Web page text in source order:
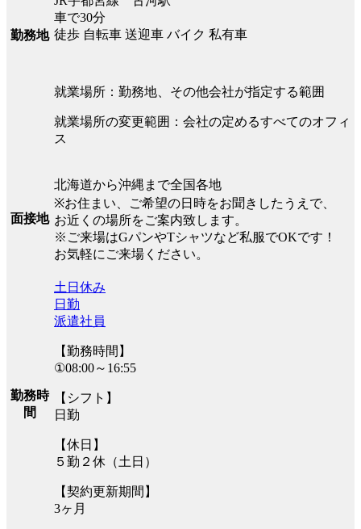
勤務地
車で30分
徒歩 自転車 送迎車 バイク 私有車
就業場所：勤務地、その他会社が指定する範囲
就業場所の変更範囲：会社の定めるすべてのオフィ
ス
面接地
北海道から沖縄まで全国各地
※お住まい、ご希望の日時をお聞きしたうえで、
お近くの場所をご案内致します。
※ご来場はGパンやTシャツなど私服でOKです！
お気軽にご来場ください。
勤務時
間
土日休み
日勤
派遣社員
【勤務時間】
①08:00～16:55
【シフト】
日勤
【休日】
５勤２休（土日）
【契約更新期間】
3ヶ月